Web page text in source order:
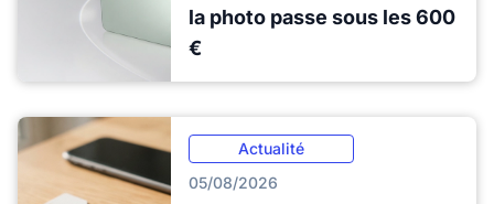
la photo passe sous les 600
€
Actualité
05/08/2026